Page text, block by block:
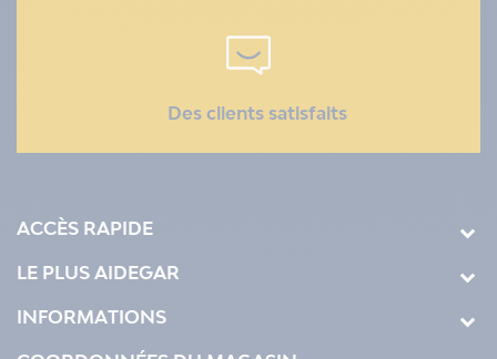
Des clients satisfaits
ACCÈS RAPIDE
LE PLUS AIDEGAR
INFORMATIONS